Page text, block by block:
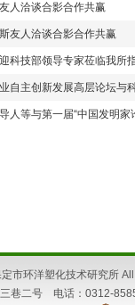
人洽谈合影合作共赢
友人洽谈合影合作共赢
科技部领导专家莅临我所
自主创新发展高层论坛与
人等与第一届“中国发明家
市环洋塑化技术研究所
三巷二号 电话：0312-